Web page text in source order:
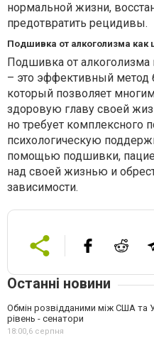
нормальной жизни,
предотвратить рецидивы.
Подшивка от алкоголизма
Подшивка от
– это эффективный метод
который позволяет
здоровую главу своей
но требует комплексного
психологическую
помощью подшивки,
над своей жизнью и
зависимости.
Останні новини
Обмін розвідданими між США та
рівень - сенатори
18:00,6 серпня